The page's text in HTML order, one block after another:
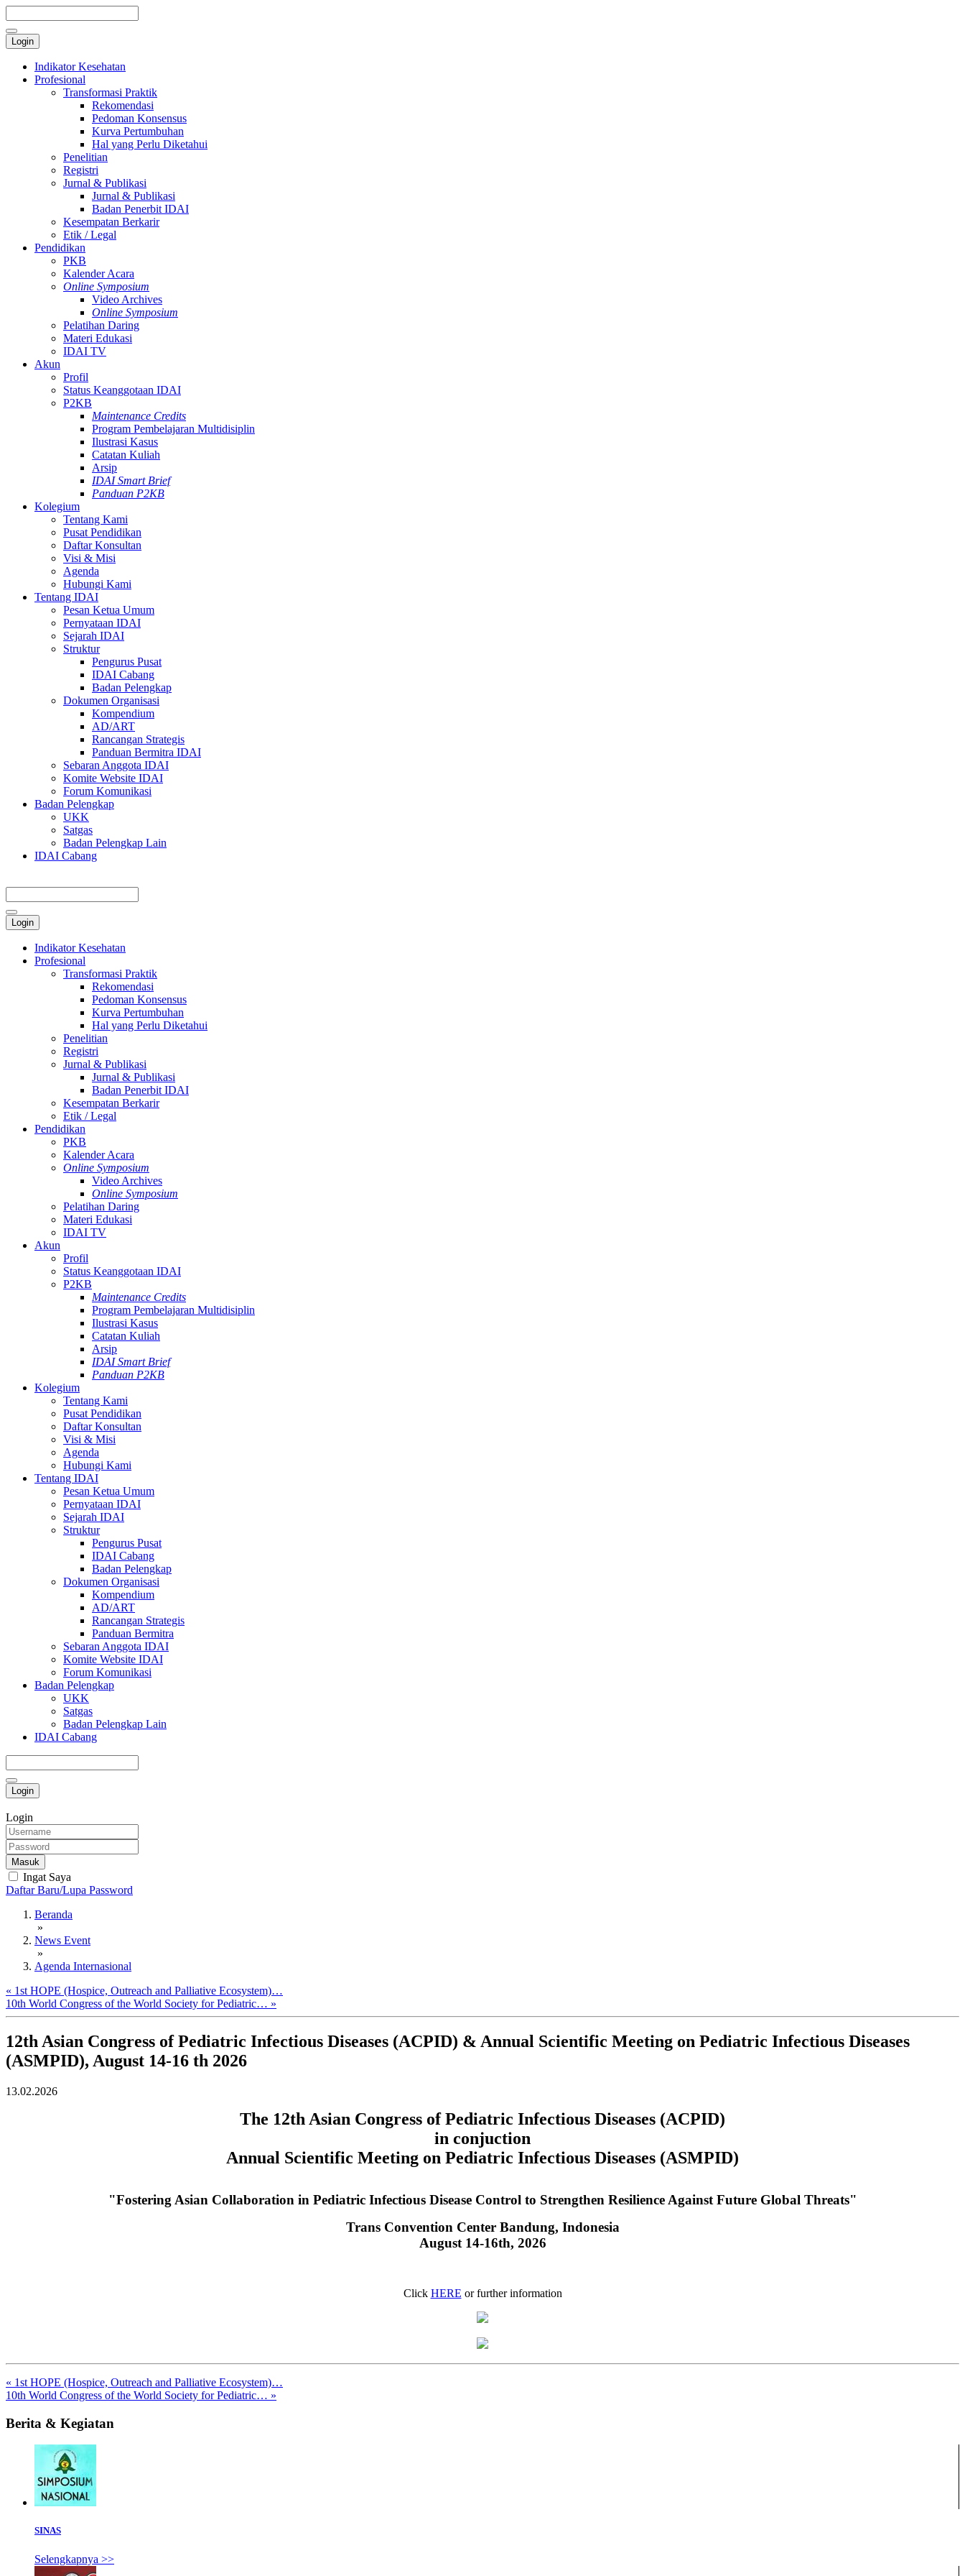
Login
Indikator Kesehatan
Profesional
Transformasi Praktik
Rekomendasi
Pedoman Konsensus
Kurva Pertumbuhan
Hal yang Perlu Diketahui
Penelitian
Registri
Jurnal & Publikasi
Jurnal & Publikasi
Badan Penerbit IDAI
Kesempatan Berkarir
Etik / Legal
Pendidikan
PKB
Kalender Acara
Online Symposium
Video Archives
Online Symposium
Pelatihan Daring
Materi Edukasi
IDAI TV
Akun
Profil
Status Keanggotaan IDAI
P2KB
Maintenance Credits
Program Pembelajaran Multidisiplin
Ilustrasi Kasus
Catatan Kuliah
Arsip
IDAI Smart Brief
Panduan P2KB
Kolegium
Tentang Kami
Pusat Pendidikan
Daftar Konsultan
Visi & Misi
Agenda
Hubungi Kami
Tentang IDAI
Pesan Ketua Umum
Pernyataan IDAI
Sejarah IDAI
Struktur
Pengurus Pusat
IDAI Cabang
Badan Pelengkap
Dokumen Organisasi
Kompendium
AD/ART
Rancangan Strategis
Panduan Bermitra IDAI
Sebaran Anggota IDAI
Komite Website IDAI
Forum Komunikasi
Badan Pelengkap
UKK
Satgas
Badan Pelengkap Lain
IDAI Cabang
Login
Indikator Kesehatan
Profesional
Transformasi Praktik
Rekomendasi
Pedoman Konsensus
Kurva Pertumbuhan
Hal yang Perlu Diketahui
Penelitian
Registri
Jurnal & Publikasi
Jurnal & Publikasi
Badan Penerbit IDAI
Kesempatan Berkarir
Etik / Legal
Pendidikan
PKB
Kalender Acara
Online Symposium
Video Archives
Online Symposium
Pelatihan Daring
Materi Edukasi
IDAI TV
Akun
Profil
Status Keanggotaan IDAI
P2KB
Maintenance Credits
Program Pembelajaran Multidisiplin
Ilustrasi Kasus
Catatan Kuliah
Arsip
IDAI Smart Brief
Panduan P2KB
Kolegium
Tentang Kami
Pusat Pendidikan
Daftar Konsultan
Visi & Misi
Agenda
Hubungi Kami
Tentang IDAI
Pesan Ketua Umum
Pernyataan IDAI
Sejarah IDAI
Struktur
Pengurus Pusat
IDAI Cabang
Badan Pelengkap
Dokumen Organisasi
Kompendium
AD/ART
Rancangan Strategis
Panduan Bermitra
Sebaran Anggota IDAI
Komite Website IDAI
Forum Komunikasi
Badan Pelengkap
UKK
Satgas
Badan Pelengkap Lain
IDAI Cabang
Login
Login
Masuk
Ingat Saya
Daftar Baru/Lupa Password
Beranda
»
News Event
»
Agenda Internasional
« 1st HOPE (Hospice, Outreach and Palliative Ecosystem)…
10th World Congress of the World Society for Pediatric… »
12th Asian Congress of Pediatric Infectious Diseases (ACPID) & Annual Scientific Meeting on Pediatric Infectious Diseases
(ASMPID), August 14-16 th 2026
13.02.2026
The 12th Asian Congress of Pediatric Infectious Diseases (ACPID)
in conjuction
Annual Scientific Meeting on Pediatric Infectious Diseases (ASMPID)
"Fostering Asian Collaboration in Pediatric Infectious Disease Control to Strengthen Resilience Against Future Global Threats"
Trans Convention Center Bandung, Indonesia
August 14-16th, 2026
Click HERE or further information
« 1st HOPE (Hospice, Outreach and Palliative Ecosystem)…
10th World Congress of the World Society for Pediatric… »
Berita & Kegiatan
SINAS
Selengkapnya >>